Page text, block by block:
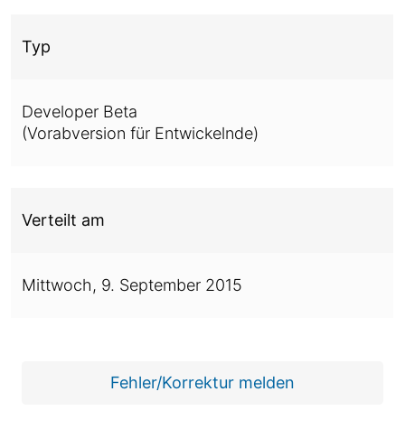
Typ
Developer Beta
(Vorabversion für Entwickelnde)
Verteilt am
Mittwoch, 9. September 2015
Fehler/Korrektur melden